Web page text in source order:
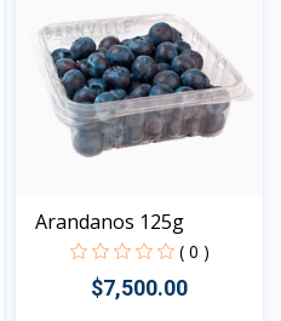
Arandanos 125g
( 0 )
$7,500.00